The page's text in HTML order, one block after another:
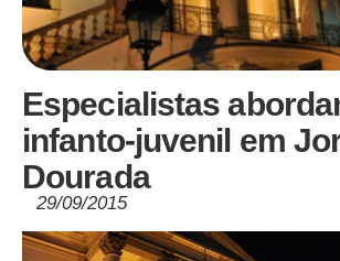
Especialistas
infanto-juvenil em
Dourada
29/09/2015